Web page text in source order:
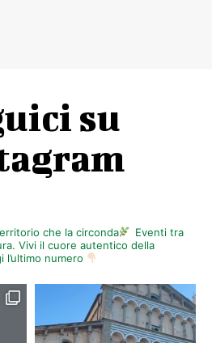
su
che la circonda
Eventi tra
Vivi il cuore autentico della
l’ultimo numero